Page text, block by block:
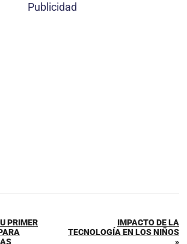
Publicidad
PRIMER
IMPACTO DE LA
TECNOLOGÍA EN LOS NIÑOS
»